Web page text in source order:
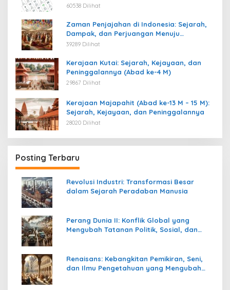
60538 Dilihat
Zaman Penjajahan di Indonesia: Sejarah,
Dampak, dan Perjuangan Menuju
Kemerdekaan
39289 Dilihat
Kerajaan Kutai: Sejarah, Kejayaan, dan
Peninggalannya (Abad ke-4 M)
29867 Dilihat
Kerajaan Majapahit (Abad ke-13 M – 15 M):
Sejarah, Kejayaan, dan Peninggalannya
28020 Dilihat
Posting Terbaru
Revolusi Industri: Transformasi Besar
dalam Sejarah Peradaban Manusia
Perang Dunia II: Konflik Global yang
Mengubah Tatanan Politik, Sosial, dan
Renaisans: Kebangkitan Pemikiran, Seni,
dan Ilmu Pengetahuan yang Mengubah